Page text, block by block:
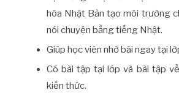
hóa Nhật Bản tạo môi trường
nói chuyện bằng tiếng Nhật.
Giúp học viên nhớ bài ngay tại
Có bài tập tại lớp và bài tập
kiến thức.